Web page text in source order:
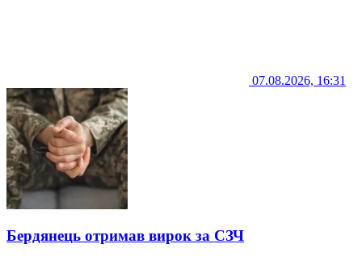
07.08.2026, 16:31
Бердянець отримав вирок за СЗЧ